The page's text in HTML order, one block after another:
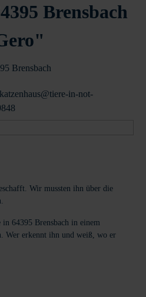
Brensbach
Brensbach
in-not-
Wir mussten ihn über die
64395 Brensbach in einem
Wer erkennt ihn und weiß, wo er